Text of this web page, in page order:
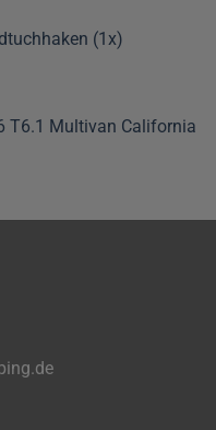
(1x)
T6.1 Multivan California